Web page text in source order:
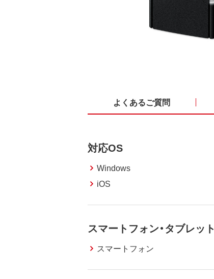
よくあるご質問
対応OS
Windows
iOS
スマートフォン・タブレット
スマートフォン